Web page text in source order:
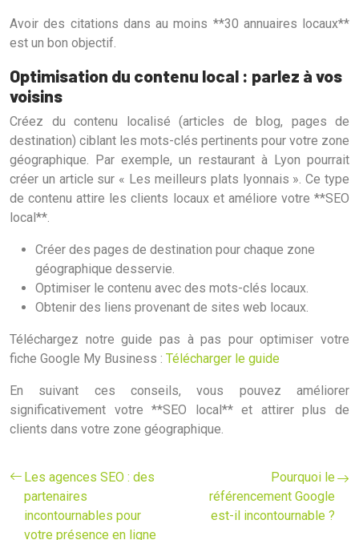
Avoir des citations dans au moins **30 annuaires locaux**
est un bon objectif.
Optimisation du contenu local : parlez à vos
voisins
Créez du contenu localisé (articles de blog, pages de
destination) ciblant les mots-clés pertinents pour votre zone
géographique. Par exemple, un restaurant à Lyon pourrait
créer un article sur « Les meilleurs plats lyonnais ». Ce type
de contenu attire les clients locaux et améliore votre **SEO
local**.
Créer des pages de destination pour chaque zone
géographique desservie.
Optimiser le contenu avec des mots-clés locaux.
Obtenir des liens provenant de sites web locaux.
Téléchargez notre guide pas à pas pour optimiser votre
fiche Google My Business : Télécharger le guide
En suivant ces conseils, vous pouvez améliorer
significativement votre **SEO local** et attirer plus de
clients dans votre zone géographique.
Les agences SEO : des
partenaires
incontournables pour
votre présence en ligne
Pourquoi le
référencement Google
est-il incontournable ?